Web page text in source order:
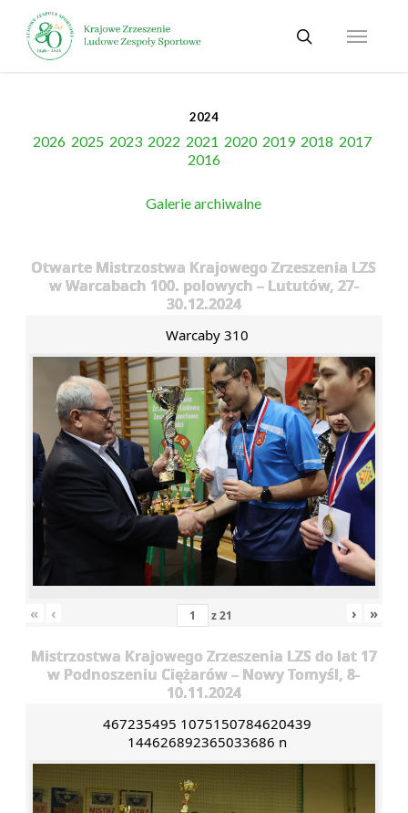
main
content
search
Menu
2024
2026 2025 2023 2022 2021 2020 2019 2018 2017
2016
Galerie archiwalne
Otwarte Mistrzostwa Krajowego Zrzeszenia LZS
w Warcabach 100. polowych – Lututów, 27-
30.12.2024
Warcaby 310
« ‹ z21 › »
Mistrzostwa Krajowego Zrzeszenia LZS do lat 17
w Podnoszeniu Ciężarów – Nowy Tomyśl, 8-
10.11.2024
467235495 1075150784620439
144626892365033686 n